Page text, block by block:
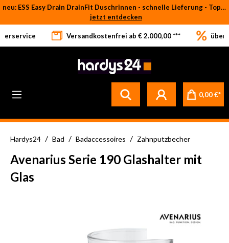
Zum Hauptinhalt springen
neu: ESS Easy Drain DrainFit Duschrinnen - schnelle Lieferung - Top-Preise
jetzt entdecken
Versandkostenfrei ab € 2.000,00 *** über
0,00 €*
Hardys24 / Bad / Badaccessoires / Zahnputzbecher
Avenarius Serie 190 Glashalter mit
Glas